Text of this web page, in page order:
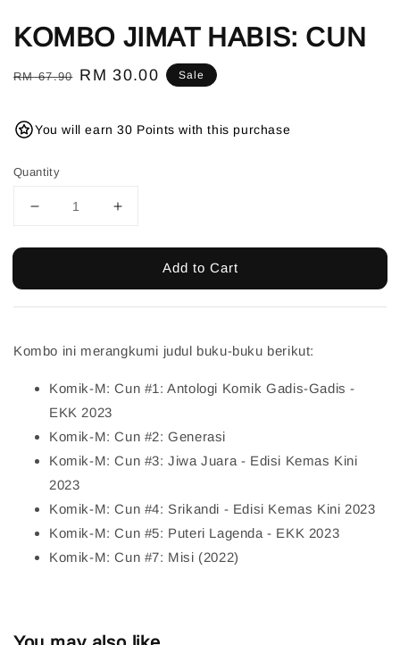
KOMBO JIMAT HABIS: CUN
Regular
RM 67.90 Sale
RM 30.00 Sale
You will earn 30 Points with this purchase
Quantity
Add to Cart
Kombo ini merangkumi judul buku-buku berikut:
Komik-M: Cun #1: Antologi Komik Gadis-Gadis -
EKK 2023
Komik-M: Cun #2: Generasi
Komik-M: Cun #3: Jiwa Juara - Edisi Kemas Kini
2023
Komik-M: Cun #4: Srikandi - Edisi Kemas Kini 2023
Komik-M: Cun #5: Puteri Lagenda - EKK 2023
Komik-M: Cun #7: Misi (2022)